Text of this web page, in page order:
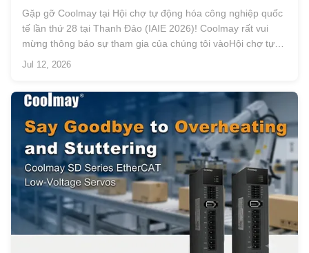
các Giải pháp Tự động hóa Tích hợp
Gặp gỡ Coolmay tại Hội chợ tự động hóa công nghiệp quốc
tế lần thứ 28 tại Thanh Đảo (IAIE 2026)! Coolmay rất vui
mừng thông báo sự tham gia của chúng tôi vàoHội chợ tự
động hóa công nghiệp quốc tế lần thứ 28 tại Thanh Đảo
Jul 12, 2026